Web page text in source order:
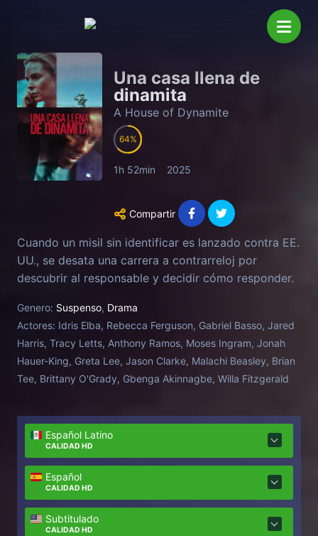
Una casa llena de
dinamita
A House of Dynamite
64
1h 52min 2025
Compartir
Cuando un misil sin identificar es lanzado contra EE.
UU., se desata una carrera a contrarreloj por
descubrir al responsable y decidir cómo responder.
Genero: Suspenso, Drama
Actores: Idris Elba, Rebecca Ferguson, Gabriel Basso, Jared
Harris, Tracy Letts, Anthony Ramos, Moses Ingram, Jonah
Hauer-King, Greta Lee, Jason Clarke, Malachi Beasley, Brian
Tee, Brittany O'Grady, Gbenga Akinnagbe, Willa Fitzgerald
Español Latino
CALIDAD HD
Español
CALIDAD HD
Subtitulado
CALIDAD HD